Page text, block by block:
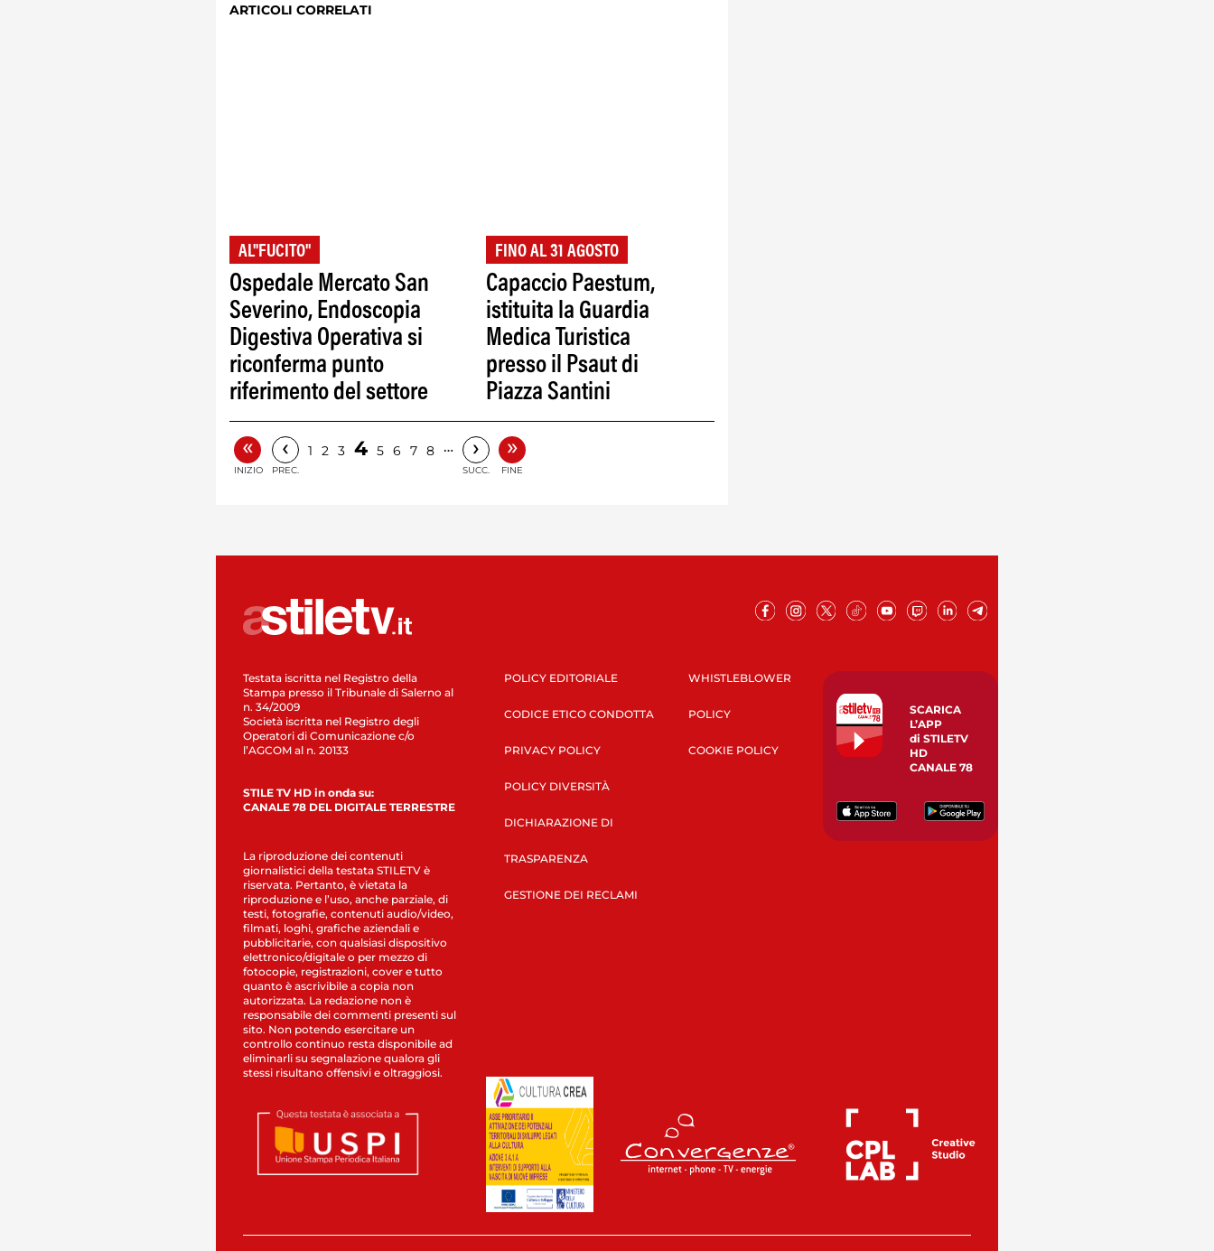
ARTICOLI CORRELATI
AL"FUCITO"
Ospedale Mercato San
Severino, Endoscopia
Digestiva Operativa si
riconferma punto
riferimento del settore
FINO AL 31 AGOSTO
Capaccio Paestum,
istituita la Guardia
Medica Turistica
presso il Psaut di
Piazza Santini
«
INIZIO
‹
PREC.
1 2 3 4 5 6 7 8 … ›
SUCC.
»
FINE
Testata iscritta nel Registro della
Stampa presso il Tribunale di Salerno al
n. 34/2009
Società iscritta nel Registro degli
Operatori di Comunicazione c/o
l’AGCOM al n. 20133
STILE TV HD in onda su:
CANALE 78 DEL DIGITALE TERRESTRE
La riproduzione dei contenuti
giornalistici della testata STILETV è
riservata. Pertanto, è vietata la
riproduzione e l’uso, anche parziale, di
testi, fotografie, contenuti audio/video,
filmati, loghi, grafiche aziendali e
pubblicitarie, con qualsiasi dispositivo
elettronico/digitale o per mezzo di
fotocopie, registrazioni, cover e tutto
quanto è ascrivibile a copia non
autorizzata. La redazione non è
responsabile dei commenti presenti sul
sito. Non potendo esercitare un
controllo continuo resta disponibile ad
eliminarli su segnalazione qualora gli
stessi risultano offensivi e oltraggiosi.
POLICY EDITORIALE
CODICE ETICO CONDOTTA
PRIVACY POLICY
POLICY DIVERSITÀ
DICHIARAZIONE DI
TRASPARENZA
GESTIONE DEI RECLAMI
WHISTLEBLOWER
POLICY
COOKIE POLICY
SCARICA
L’APP
di STILETV
HD
CANALE 78